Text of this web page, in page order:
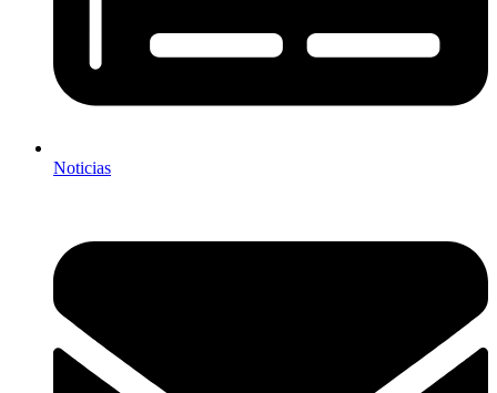
Noticias